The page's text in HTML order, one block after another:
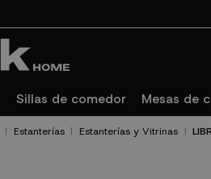
Sillas de comedor Mesas de
Estanterías Estanterías y Vitrinas